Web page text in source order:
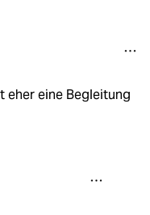
eher eine Begleitung